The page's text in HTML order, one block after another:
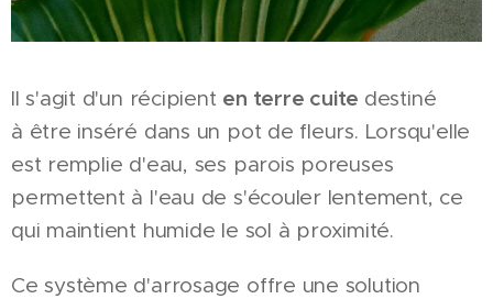
Il s'agit d'un récipient en terre cuite destiné
à être inséré dans un pot de fleurs. Lorsqu'elle
est remplie d'eau, ses parois poreuses
permettent à l'eau de s'écouler lentement, ce
qui maintient humide le sol à proximité.
Ce système d'arrosage offre une solution